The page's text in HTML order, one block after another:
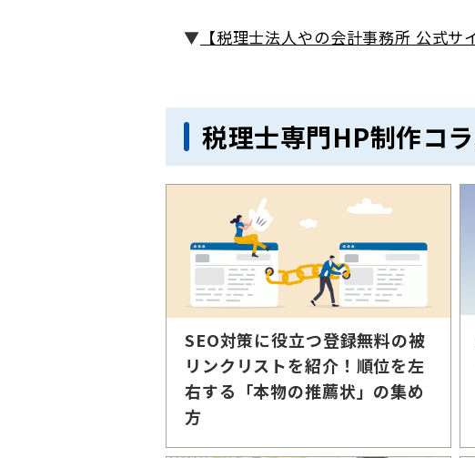
▼ 【税理士法人やの会計事務所 公式サ
税理士専門HP制作コ
SEO対策に役立つ登録無料の被
リンクリストを紹介！順位を左
右する「本物の推薦状」の集め
方